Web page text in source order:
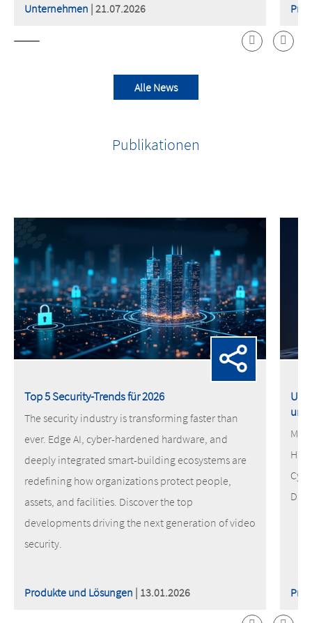
Unternehmen | 21.07.2026
Alle News
Publikationen
Top 5 Security-Trends für 2026
The security industry is transforming faster than
ever. Edge AI, cyber-hardened hardware, and
deeply integrated smart-building ecosystems are
redefining how organizations protect people,
assets, and facilities. Discover the top
developments driving the next generation of video
security.
Produkte und Lösungen | 13.01.2026
und